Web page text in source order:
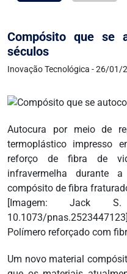
Compósito que se
séculos
Inovação Tecnológica - 26/01/
Autocura por meio de
termoplástico impresso
reforço de fibra de
infravermelha durante
compósito de fibra
[Imagem:
10.1073/pnas.2523447123]
Polímero reforçado com
Um novo material